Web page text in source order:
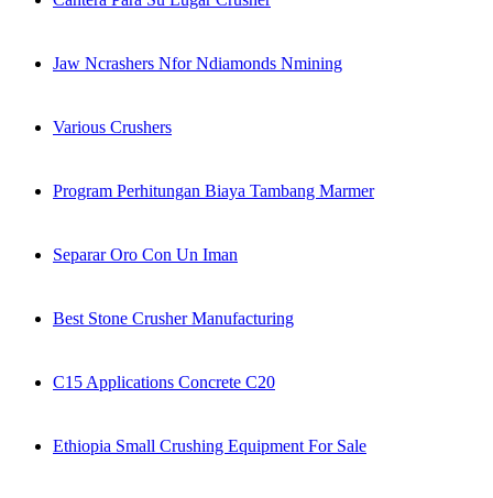
Jaw Ncrashers Nfor Ndiamonds Nmining
Various Crushers
Program Perhitungan Biaya Tambang Marmer
Separar Oro Con Un Iman
Best Stone Crusher Manufacturing
C15 Applications Concrete C20
Ethiopia Small Crushing Equipment For Sale